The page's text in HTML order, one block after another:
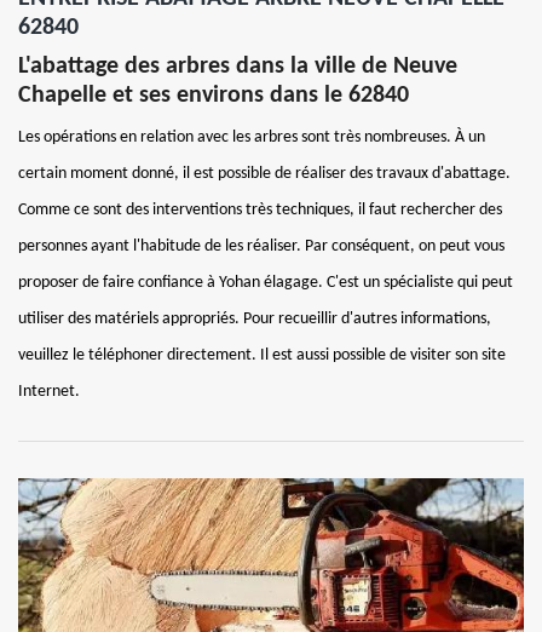
62840
L'abattage des arbres dans la ville de Neuve
Chapelle et ses environs dans le 62840
Les opérations en relation avec les arbres sont très nombreuses. À un
certain moment donné, il est possible de réaliser des travaux d'abattage.
Comme ce sont des interventions très techniques, il faut rechercher des
personnes ayant l'habitude de les réaliser. Par conséquent, on peut vous
proposer de faire confiance à Yohan élagage. C'est un spécialiste qui peut
utiliser des matériels appropriés. Pour recueillir d'autres informations,
veuillez le téléphoner directement. Il est aussi possible de visiter son site
Internet.